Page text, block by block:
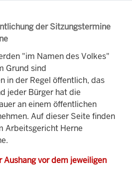
der Sitzungstermine
"im Namen des Volkes"
Grund sind
in der Regel öffentlich, das
jeder Bürger hat die
an einem öffentlichen
Auf dieser Seite finden
Arbeitsgericht Herne
vor dem jeweiligen